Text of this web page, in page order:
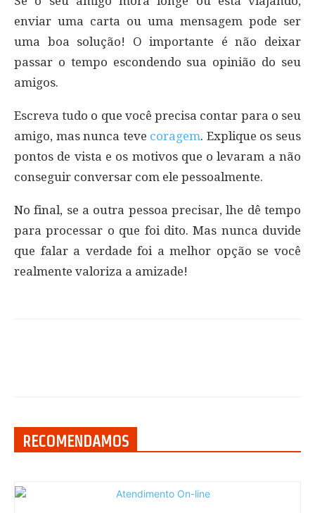
enviar uma carta ou uma mensagem pode ser
uma boa solução! O importante é não deixar
passar o tempo escondendo sua opinião do seu
amigos.
Escreva tudo o que você precisa contar para o seu
amigo, mas nunca teve coragem. Explique os seus
pontos de vista e os motivos que o levaram a não
conseguir conversar com ele pessoalmente.
No final, se a outra pessoa precisar, lhe dê tempo
para processar o que foi dito. Mas nunca duvide
que falar a verdade foi a melhor opção se você
realmente valoriza a amizade!
RECOMENDAMOS